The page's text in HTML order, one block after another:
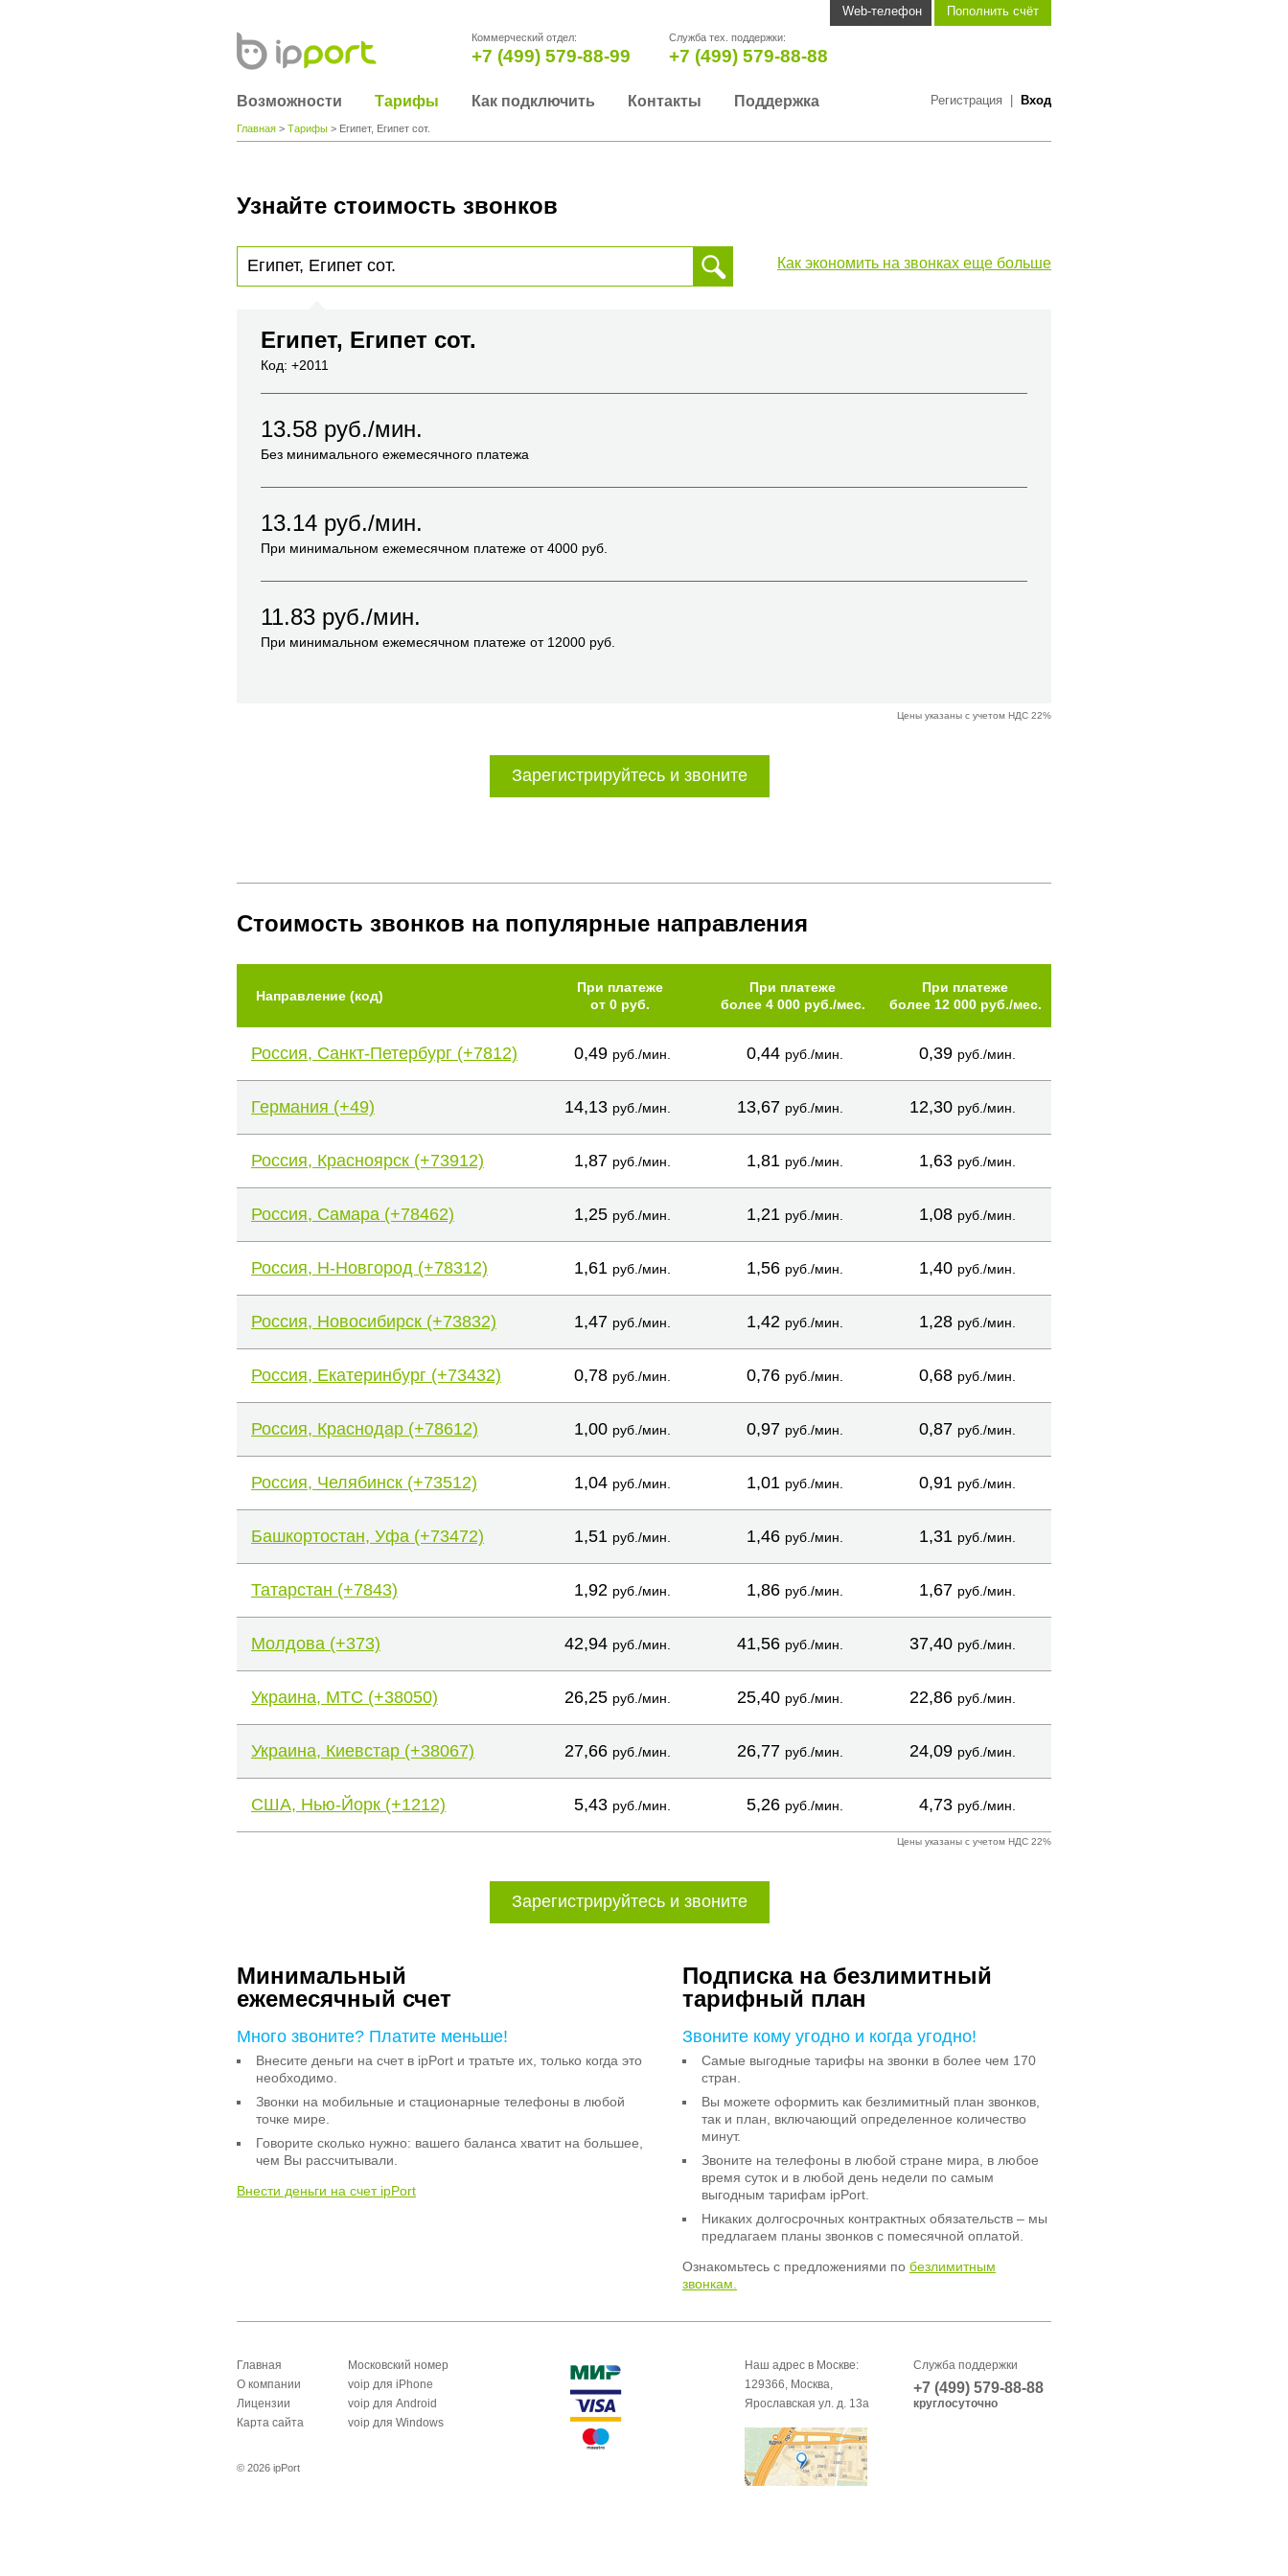
Web-телефон Пополнить счёт
Коммерческий отдел:
+7 (499) 579-88-99
Служба тех. поддержки:
+7 (499) 579-88-88
Регистрация Вход
Возможности Тарифы Как подключить Контакты Поддержка
Главная > Тарифы > Египет, Египет сот.
Как экономить на звонках еще больше
Узнайте стоимость звонков
Египет, Египет сот.
Код: +2011
13.58 руб./мин.
Без минимального ежемесячного платежа
13.14 руб./мин.
При минимальном ежемесячном платеже от4000 руб.
11.83 руб./мин.
При минимальном ежемесячном платеже от 12000 руб.
Цены указаны с учетом НДС 22%
Зарегистрируйтесь и звоните
Стоимость звонков на популярные направления
Направление (код)
При платеже
от 0 руб.
При платеже
более 4 000 руб./мес.
При платеже
более 12 000 руб./мес.
Россия, Санкт-Петербург (+7812) 0,49 руб./мин. 0,44 руб./мин. 0,39 руб./мин.
Германия (+49) 14,13 руб./мин. 13,67 руб./мин. 12,30 руб./мин.
Россия, Красноярск (+73912) 1,87 руб./мин. 1,81 руб./мин. 1,63 руб./мин.
Россия, Самара (+78462) 1,25 руб./мин. 1,21 руб./мин. 1,08 руб./мин.
Россия, Н-Новгород (+78312) 1,61 руб./мин. 1,56 руб./мин. 1,40 руб./мин.
Россия, Новосибирск (+73832) 1,47 руб./мин. 1,42 руб./мин. 1,28 руб./мин.
Россия, Екатеринбург (+73432) 0,78 руб./мин. 0,76 руб./мин. 0,68 руб./мин.
Россия, Краснодар (+78612) 1,00 руб./мин. 0,97 руб./мин. 0,87 руб./мин.
Россия, Челябинск (+73512) 1,04 руб./мин. 1,01 руб./мин. 0,91 руб./мин.
Башкортостан, Уфа (+73472) 1,51 руб./мин. 1,46 руб./мин. 1,31 руб./мин.
Татарстан (+7843) 1,92 руб./мин. 1,86 руб./мин. 1,67 руб./мин.
Молдова (+373) 42,94 руб./мин. 41,56 руб./мин. 37,40 руб./мин.
Украина, МТС (+38050) 26,25 руб./мин. 25,40 руб./мин. 22,86 руб./мин.
Украина, Киевстар (+38067) 27,66 руб./мин. 26,77 руб./мин. 24,09 руб./мин.
США, Нью-Йорк (+1212) 5,43 руб./мин. 5,26 руб./мин. 4,73 руб./мин.
Цены указаны с учетом НДС 22%
Зарегистрируйтесь и звоните
Минимальный
ежемесячный счет
Много звоните? Платите меньше!
Внесите деньги на счет в ipPort и тратьте их, только когда это
необходимо.
Звонки на мобильные и стационарные телефоны в любой
точке мире.
Говорите сколько нужно: вашего баланса хватит на большее,
чем Вы рассчитывали.
Внести деньги на счет ipPort
Подписка на безлимитный
тарифный план
Звоните кому угодно и когда угодно!
Самые выгодные тарифы на звонки в более чем 170
стран.
Вы можете оформить как безлимитный план звонков,
так и план, включающий определенное количество
минут.
Звоните на телефоны в любой стране мира, в любое
время суток и в любой день недели по самым
выгодным тарифам ipPort.
Никаких долгосрочных контрактных обязательств – мы
предлагаем планы звонков с помесячной оплатой.
Ознакомьтесь с предложениями по безлимитным
звонкам.
Главная
О компании
Лицензии
Карта сайта
Московский номер
voip для iPhone
voip для Android
voip для Windows
Наш адрес в Москве:
129366, Москва,
Ярославская ул. д. 13а
Служба поддержки
+7 (499) 579-88-88
круглосуточно
© 2026 ipPort